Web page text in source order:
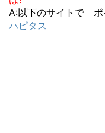
A:以下のサイトで ポ
ハピタス